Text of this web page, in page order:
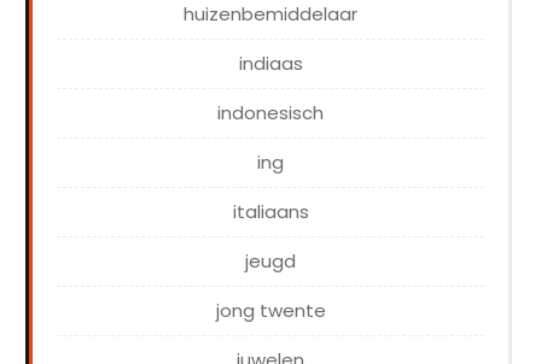
huizenbemiddelaar
indiaas
indonesisch
ing
italiaans
jeugd
jong twente